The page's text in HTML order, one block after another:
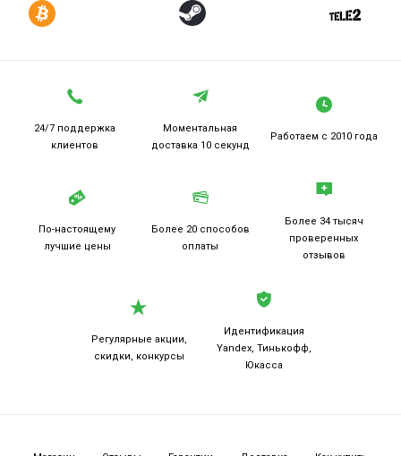
24/7 поддержка
клиентов
Моментальная
доставка 10 секунд
Работаем с 2010 года
По-настоящему
лучшие цены
Более 20 способов
оплаты
Более 34 тысяч
проверенных
отзывов
Регулярные акции,
скидки, конкурсы
Идентификация
Yandex, Тинькофф,
Юкасса